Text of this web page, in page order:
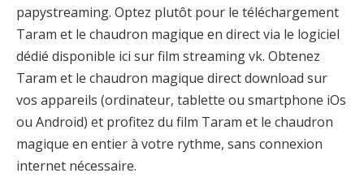
papystreaming. Optez plutôt pour le téléchargement
Taram et le chaudron magique en direct via le logiciel
dédié disponible ici sur film streaming vk. Obtenez
Taram et le chaudron magique direct download sur
vos appareils (ordinateur, tablette ou smartphone iOs
ou Android) et profitez du film Taram et le chaudron
magique en entier à votre rythme, sans connexion
internet nécessaire.